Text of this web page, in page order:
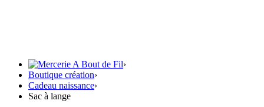
›
Boutique création›
Cadeau naissance›
Sac à lange